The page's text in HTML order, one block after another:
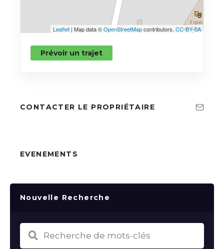
Leaflet | Map data ©OpenStreetMapcontributors, CC-BY-SA
Prévoir un trajet
CONTACTER LE PROPRIÉTAIRE
EVENEMENTS
Nouvelle Recherche